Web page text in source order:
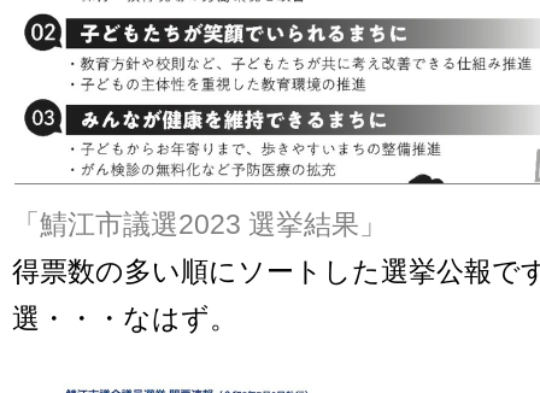
「鯖江市議選2023 選挙結果」
得票数の多い順にソートした選挙公報で
選・・・なはず。